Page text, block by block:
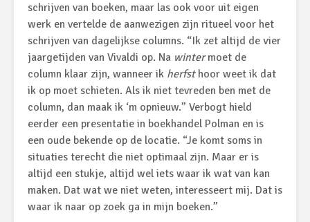
schrijven van boeken, maar las ook voor uit eigen
werk en vertelde de aanwezigen zijn ritueel voor het
schrijven van dagelijkse columns. “Ik zet altijd de vier
jaargetijden van Vivaldi op. Na wintermoet de
column klaar zijn, wanneer ik herfsthoor weet ik dat
ik op moet schieten. Als ik niet tevreden ben met de
column, dan maak ik ‘m opnieuw.” Verbogt hield
eerder een presentatie in boekhandel Polman en is
een oude bekende op de locatie. “Je komt soms in
situaties terecht die niet optimaal zijn. Maar er is
altijd een stukje, altijd wel iets waar ik wat van kan
maken. Dat wat we niet weten, interesseert mij. Dat is
waar ik naar op zoek ga in mijn boeken.”